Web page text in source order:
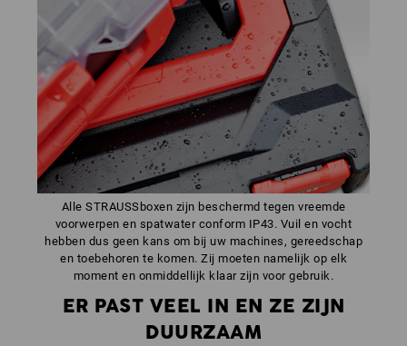
Alle STRAUSSboxen zijn beschermd tegen vreemde
voorwerpen en spatwater conform IP43. Vuil en vocht
hebben dus geen kans om bij uw machines, gereedschap
en toebehoren te komen. Zij moeten namelijk op elk
moment en onmiddellijk klaar zijn voor gebruik.
ER PAST VEEL IN EN ZE ZIJN
DUURZAAM